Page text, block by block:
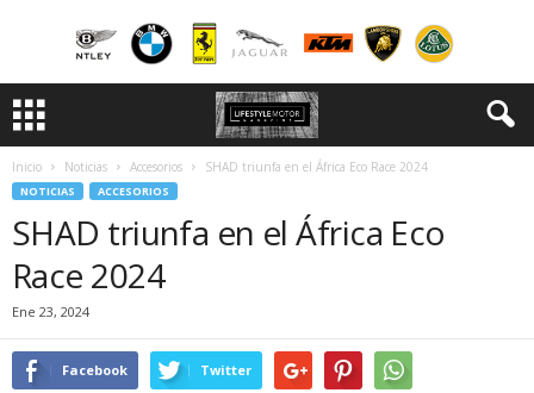
Inicio Noticias Accesorios SHAD triunfa en el África Eco Race 2024
NOTICIAS ACCESORIOS
SHAD triunfa en el África Eco
Race 2024
Ene 23, 2024
Facebook Twitter